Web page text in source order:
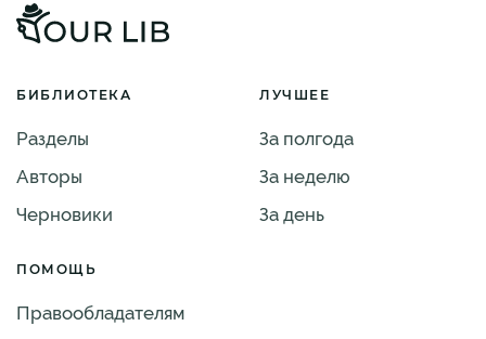
БИБЛИОТЕКА
Разделы
Авторы
Черновики
ЛУЧШЕЕ
За полгода
За неделю
За день
ПОМОЩЬ
Правообладателям